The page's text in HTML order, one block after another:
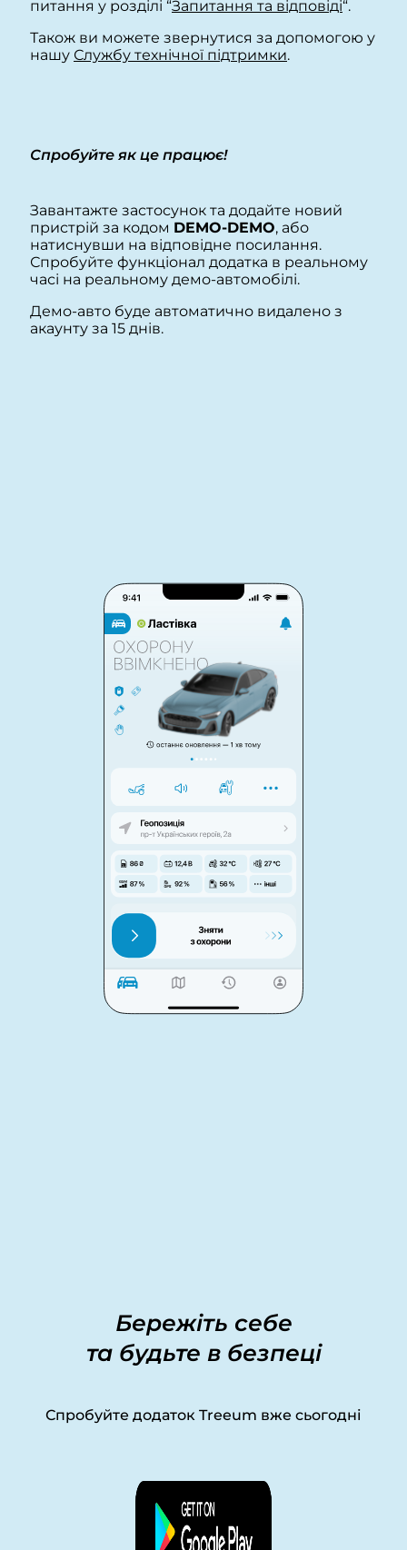
питання у розділі “Запитання та відповіді“.
Також ви можете звернутися за допомогою у
нашу Службу технічної підтримки.
Спробуйте як це працює!
Завантажте застосунок та додайте новий
пристрій за кодом DEMO-DEMO, або
натиснувши на відповідне посилання.
Спробуйте функціонал додатка в реальному
часі на реальному демо-автомобілі.
Демо-авто буде автоматично видалено з
акаунту за 15 днів.
Бережіть себе
та будьте в безпеці
Спробуйте додаток Treeum вже сьогодні